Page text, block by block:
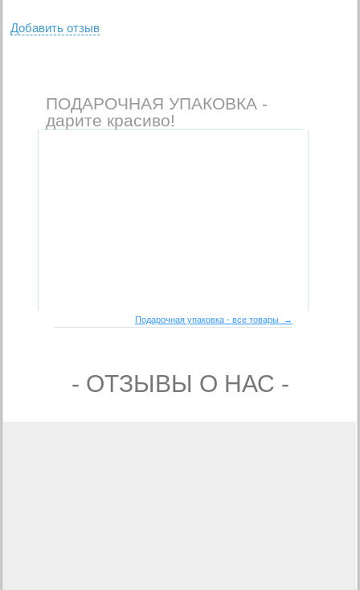
Добавить отзыв
ПОДАРОЧНАЯ УПАКОВКА -
дарите красиво!
Подарочная упаковка - все товары →
- ОТЗЫВЫ О НАС -